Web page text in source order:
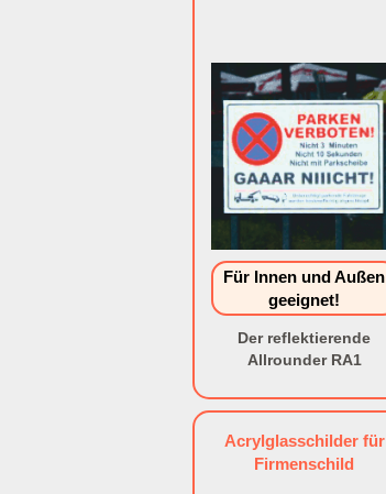
Für Innen und Außen
geeignet!
Der reflektierende
Allrounder RA1
Acrylglasschilder für
Firmenschild